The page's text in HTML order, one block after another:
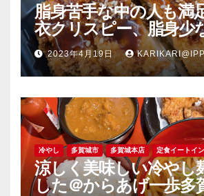
脂身苦手な中の人も満
衣クリスピー、脂身少
旨い豚肉のソーストン
＠竈の一歩塩釜店
2023年4月19日
冷やし 多賀城市 多賀城本店 定食イートイン
涼しく美味しい冷やし
した＠からあげ一歩多